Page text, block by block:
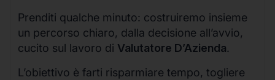
Prenditi qualche minuto: costruiremo insieme
un percorso chiaro, dalla decisione all’avvio,
cucito sul lavoro di Valutatore D’Azienda.
L’obiettivo è farti risparmiare tempo, togliere